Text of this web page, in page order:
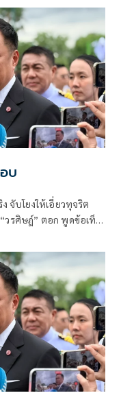
อิมแพ็ค เมืองทองธานี ซึ่ง
างเป็นทางการ ในวัน
บ
จับโยงให้เอี่ยวทุจริต
รศิษฎ์” ตอก พูดข้อเท็จ